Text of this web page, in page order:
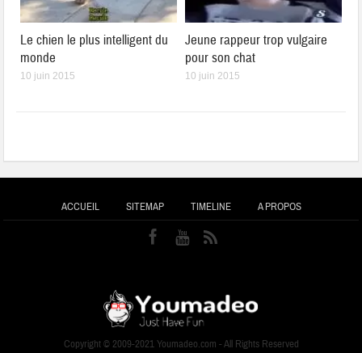
Le chien le plus intelligent du
monde
10 juin 2015
Jeune rappeur trop vulgaire
pour son chat
10 juin 2015
ACCUEIL SITEMAP TIMELINE A PROPOS
Copyright © 2009-2021 Youmadeo.com - All Rights Reserved